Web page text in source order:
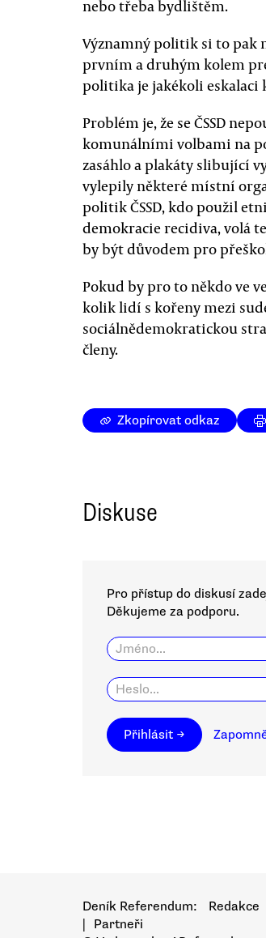
nebo třeba bydlištěm.
Významný politik si to pak
prvním a druhým kolem
politika je jakékoli
Problém je, že se ČSSD
komunálními volbami na
zasáhlo a plakáty slibující
vylepily některé místní
politik ČSSD, kdo použil
demokracie recidiva, volá
by být důvodem pro
Pokud by pro to někdo ve
kolik lidí s kořeny mezi
sociálnědemokratickou
členy.
Zkopírovat odkaz
Diskuse
Pro přístup do diskusí
Děkujeme za podporu.
Přihlásit →
Deník Referendum: Redakce
Partneři